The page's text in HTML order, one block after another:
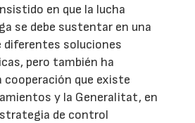
en que la lucha
se debe sustentar en una
diferentes soluciones
pero también ha
cooperación que existe
y la Generalitat, en
de control